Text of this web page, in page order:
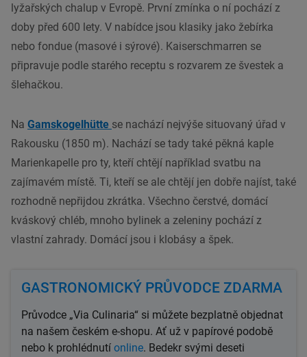
lyžařských chalup v Evropě. První zmínka o ní pochází z
doby před 600 lety. V nabídce jsou klasiky jako žebírka
nebo fondue (masové i sýrové). Kaiserschmarren se
připravuje podle starého receptu s rozvarem ze švestek a
šlehačkou.
Na Gamskogelhütte se nachází nejvýše situovaný úřad v
Rakousku (1850 m). Nachází se tady také pěkná kaple
Marienkapelle pro ty, kteří chtějí například svatbu na
zajímavém místě. Ti, kteří se ale chtějí jen dobře najíst, také
rozhodně nepřijdou zkrátka. Všechno čerstvé, domácí
kváskový chléb, mnoho bylinek a zeleniny pochází z
vlastní zahrady. Domácí jsou i klobásy a špek.
GASTRONOMICKÝ PRŮVODCE ZDARMA
Průvodce „Via Culinaria“ si můžete bezplatně objednat
na našem českém e-shopu. Ať už v papírové podobě
nebo k prohlédnutí online. Bedekr svými deseti